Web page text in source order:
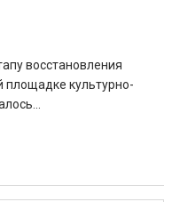
восстановления
площадке культурно-